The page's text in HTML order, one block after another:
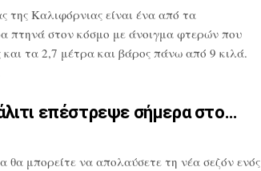
της Καλιφόρνιας είναι ένα από τα
πτηνά στον κόσμο μεάνοιγμα φτερών που
και τα 2,7 μέτρα και βάρος πάνω από 9 κιλά.
επέστρεψε σήμερα στο…
θα μπορείτε να απολαύσετε τη νέα σεζόν ενός